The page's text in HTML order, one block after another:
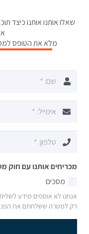
שאלו אותנו אותנו כיצד
מלא את הטופס
מכריחים אותנו עם חוק
מסכים
אנחנו לא אוספים מידע
רק למטרה ששלחתם את